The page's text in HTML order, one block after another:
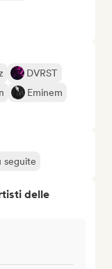
DVRST
Eminem
seguite
delle